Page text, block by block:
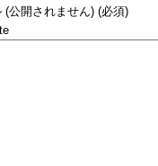
(公開されません) (必須)